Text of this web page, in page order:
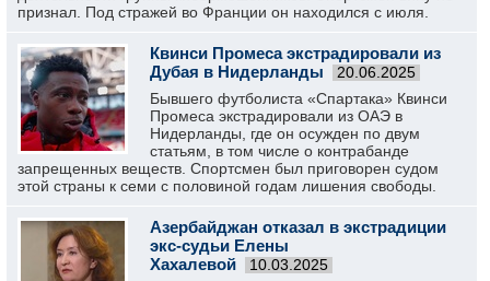
признал. Под стражей во Франции он находился с июля.
Квинси Промеса экстрадировали из
Дубая в Нидерланды
20.06.2025
Бывшего футболиста «Спартака» Квинси
Промеса экстрадировали из ОАЭ в
Нидерланды, где он осужден по двум
статьям, в том числе о контрабанде
запрещенных веществ. Спортсмен был приговорен судом
этой страны к семи с половиной годам лишения свободы.
Азербайджан отказал в экстрадиции
экс-судьи Елены
Хахалевой
10.03.2025